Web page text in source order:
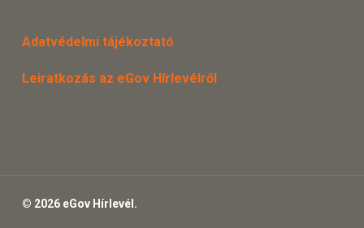
Adatvédelmi tájékoztató
Leiratkozás az eGov Hírlevélről
© 2026 eGov Hírlevél.